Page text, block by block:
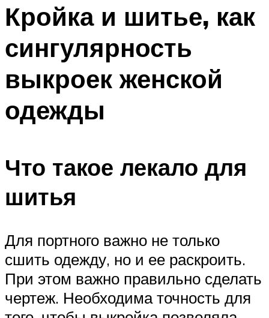
Кройка и шитье, как
сингулярность
выкроек женской
одежды
Что такое лекало для
шитья
Для портного важно не только
сшить одежду, но и ее раскроить.
При этом важно правильно сделать
чертеж. Необходима точность для